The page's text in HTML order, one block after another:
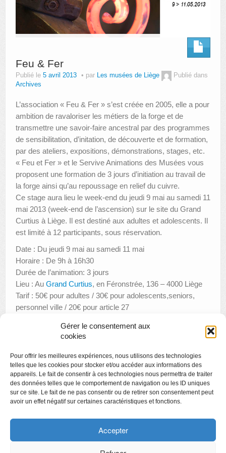
Gérer le consentement aux
cookies
Pour offrir les meilleures expériences, nous utilisons des technologies
telles que les cookies pour stocker et/ou accéder aux informations des
appareils. Le fait de consentir à ces technologies nous permettra de traiter
des données telles que le comportement de navigation ou les ID uniques
sur ce site. Le fait de ne pas consentir ou de retirer son consentement peut
avoir un effet négatif sur certaines caractéristiques et fonctions.
Accepter
AUTRES LIEUX
PUBLICATIONS
LES APPELS À PROJETS
LE PORTAIL DES COLLECTIONS
Feu & Fer
Publié le 5 avril 2013 par Les musées de Liège
Publié dans
Archives
L’association « Feu & Fer » s’est créée en 2005, elle a pour
ambition de ravaloriser les métiers de la forge et de
transmettre une savoir-faire ancestral par des programmes
de sensibilitation, d’initation, de découverte et de formation,
par des ateliers, expositions, démonstrations, stages, etc.
« Feu et Fer » et le Servive Animations des Musées vous
proposent une formation de 3 jours d’initiation au travail de
la forge ainsi qu’au repoussage en relief du cuivre.
Ce stage aura lieu le week-end du jeudi 9 mai au samedi 11
mai 2013 (week-end de l’ascension) sur le site du Grand
Curtius à Liège. Il est destiné aux adultes et adolescents. Il
est limité à 12 participants, sous réservation.
Date : Du jeudi 9 mai au samedi 11 mai
Horaire : De 9h à 16h30
Durée de l’animation: 3 jours
Lieu : Au Grand Curtius, en Féronstrée, 136 – 4000 Liège
Tarif : 50€ pour adultes / 30€ pour adolescents,seniors,
personnel ville / 20€ pour article 27
Téléphone: +32 (0)4 221 68 32 – 37
Copyright
Politique de confidentialité
Chartes des engagements des opérateurs culturels